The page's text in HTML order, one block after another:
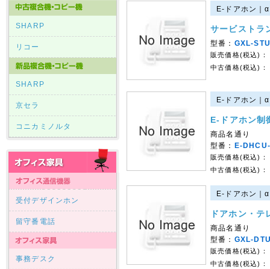
SHARP
リコー
SHARP
京セラ
コニカミノルタ
受付デザインホン
留守番電話
事務デスク
E-ドアホン
サービストラ
型番： GXL-
販売価格(税込)：
中古価格(税込)：
E-ドアホン
E-ドアホン制
商品名通り
型番：
E-
販売価格(税込)：
中古価格(税込)：
E-ドアホン
ドアホン・テ
商品名通り
型番： GXL-
販売価格(税込)：
中古価格(税込)：